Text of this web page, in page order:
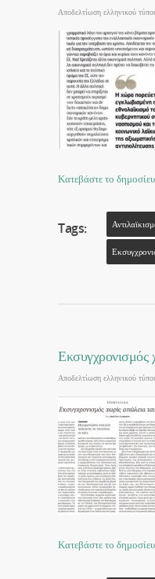
Αποδελτίωση ελληνικού
Κατεβάστε το
Tags:
Εκσυγχρονισμός
Αποδελτίωση ελληνικού
Κατεβάστε το